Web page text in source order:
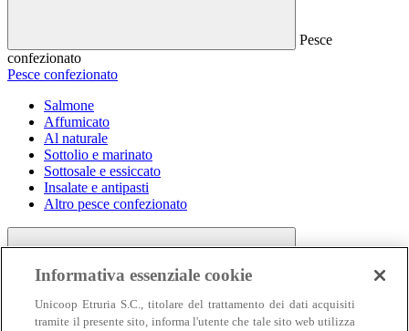
Pesce
confezionato
Pesce confezionato
Salmone
Affumicato
Al naturale
Sottolio e marinato
Sottosale e essiccato
Insalate e antipasti
Altro pesce confezionato
Informativa essenziale cookie
Unicoop Etruria S.C., titolare del trattamento dei dati acquisiti
tramite il presente sito, informa l'utente che tale sito web utilizza